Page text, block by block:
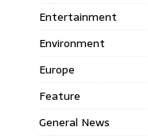
Entertainment
Environment
Europe
Feature
General News